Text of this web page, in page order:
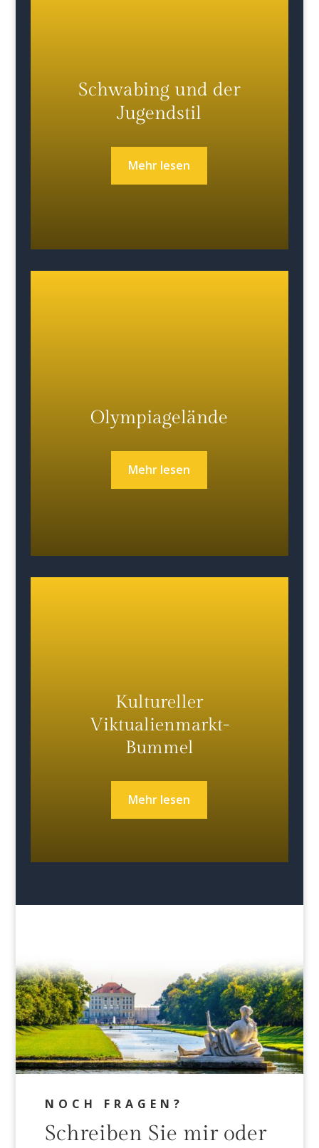
Schwabing und der
Jugendstil
Mehr lesen
Olympiagelände
Mehr lesen
Kultureller
Viktualienmarkt-
Bummel
Mehr lesen
NOCH FRAGEN?
Schreiben Sie mir oder